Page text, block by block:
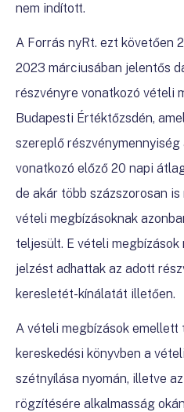
nem indított.
A Forrás nyRt. ezt követően
2023 márciusában jelentős
részvényre vonatkozó vételi
Budapesti Értéktőzsdén,
szereplő
vonatkozó előző 20 napi
de akár több százszorosan is
vételi megbízásoknak
teljesült. E vételi
jelzést adhattak az adott
keresletét-kínálatát illetően.
A vételi megbízások emellett
kereskedési könyvben a
szétnyílása nyomán, illetve
rögzítésére alkalmasság